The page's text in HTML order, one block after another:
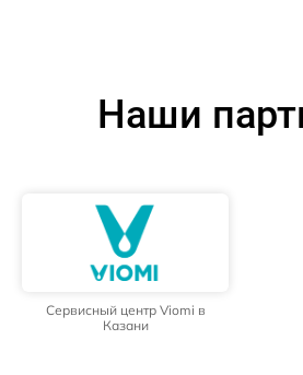
Наши
Сервисный центр Viomi в
Казани